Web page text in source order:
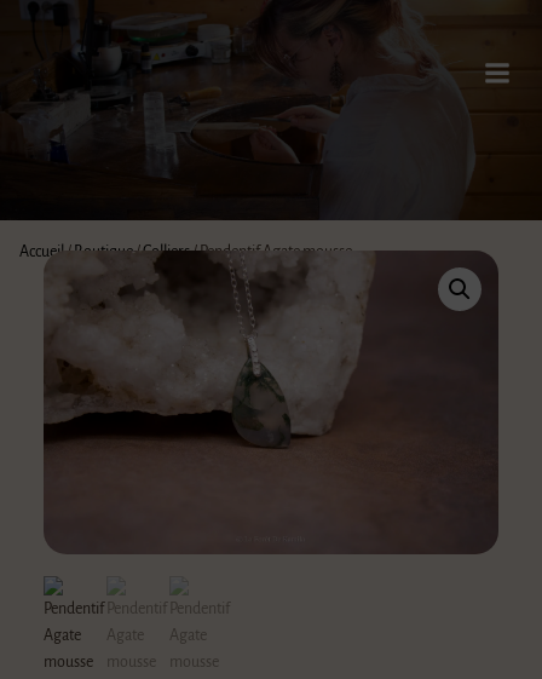
Accueil/Boutique/Colliers/ Pendentif Agate mousse